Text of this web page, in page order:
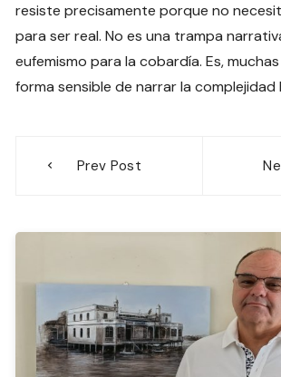
resiste precisamente porque no
para ser real. No es una trampa
eufemismo para la cobardía. Es,
forma sensible de narrar la complejidad
Prev Post